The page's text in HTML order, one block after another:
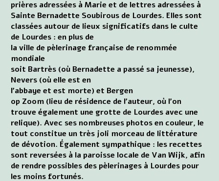
prières adressées à Marie et de lettres adressées à
Sainte Bernadette Soubirous de Lourdes. Elles sont
classées autour de lieux significatifs dans le culte
de Lourdes : en plus de
la ville de pèlerinage française de renommée
mondiale
soit Bartrès (où Bernadette a passé sa jeunesse),
Nevers (où elle est en
l'abbaye et est morte) et Bergen
op Zoom (lieu de résidence de l’auteur, où l’on
trouve également une grotte de Lourdes avec une
relique). Avec ses nombreuses photos en couleur, le
tout constitue un très joli morceau de littérature
de dévotion. Également sympathique : les recettes
sont reversées à la paroisse locale de Van Wijk, afin
de rendre possibles des pèlerinages à Lourdes pour
les moins fortunés.